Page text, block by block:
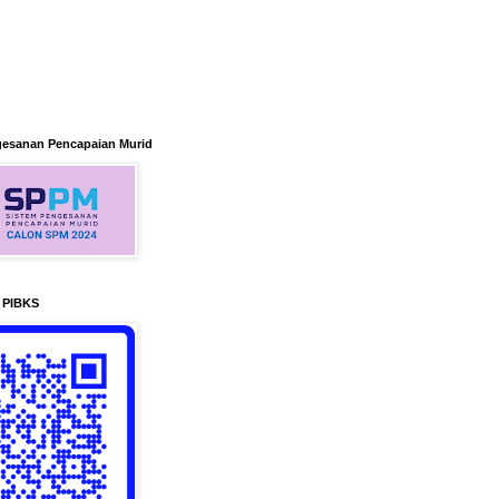
Pencapaian Murid